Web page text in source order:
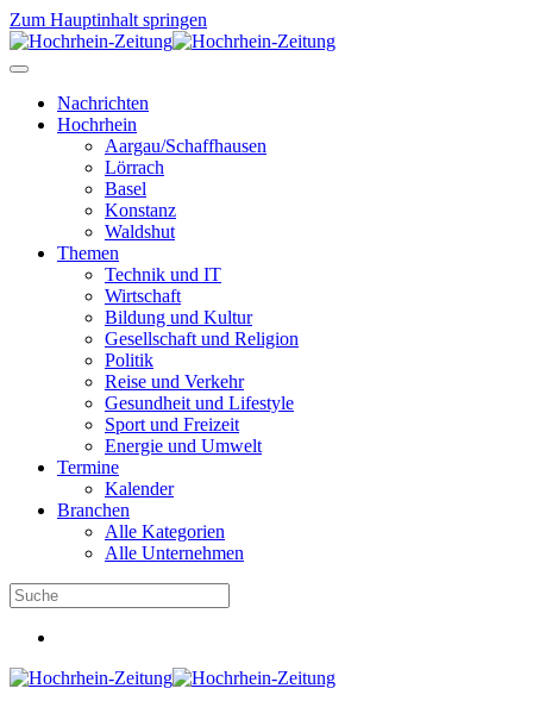
Zum Hauptinhalt springen
Nachrichten
Hochrhein
Aargau/Schaffhausen
Lörrach
Basel
Konstanz
Waldshut
Themen
Technik und IT
Wirtschaft
Bildung und Kultur
Gesellschaft und Religion
Politik
Reise und Verkehr
Gesundheit und Lifestyle
Sport und Freizeit
Energie und Umwelt
Termine
Kalender
Branchen
Alle Kategorien
Alle Unternehmen